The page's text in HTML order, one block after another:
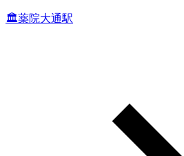
🏛薬院大通駅